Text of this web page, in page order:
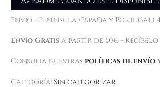
Envío - Península (España y Portugal)
Envío Gratisa partir de 60€ - Recíbelo
Consulta nuestras políticas de envío
Categoría: Sin categorizar